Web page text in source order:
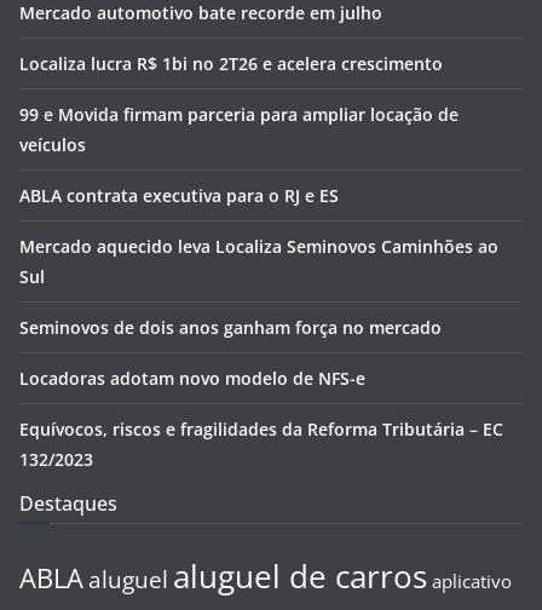
Mercado automotivo bate recorde em julho
Localiza lucra R$ 1bi no 2T26 e acelera crescimento
99 e Movida firmam parceria para ampliar locação de
veículos
ABLA contrata executiva para o RJ e ES
Mercado aquecido leva Localiza Seminovos Caminhões ao
Sul
Seminovos de dois anos ganham força no mercado
Locadoras adotam novo modelo de NFS-e
Equívocos, riscos e fragilidades da Reforma Tributária – EC
132/2023
Destaques
ABLA aluguel aluguel de carros aplicativo